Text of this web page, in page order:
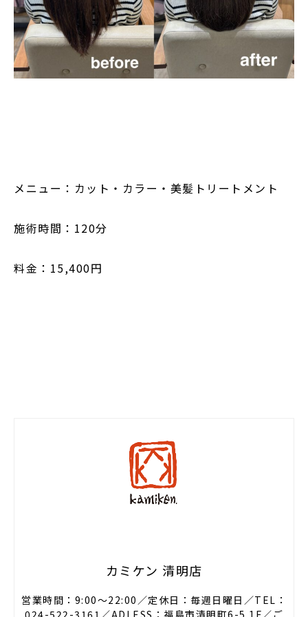
メニュー：カット・カラー・美髪トリートメント
施術時間：120分
料金：15,400円
カミケン 清明店
営業時間：9:00〜22:00／定休日：毎週日曜日／TEL：
024-522-3161／ADLESS：福島市清明町6-5 1F／ ご